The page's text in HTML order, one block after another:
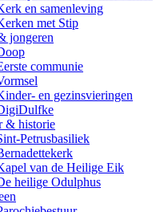
en samenleving
met Stip
jongeren
communie
en gezinsvieringen
& historie
Petrusbasiliek
van de Heilige Eik
heilige Odulphus